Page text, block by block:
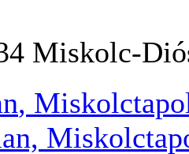
Miskolc-
,